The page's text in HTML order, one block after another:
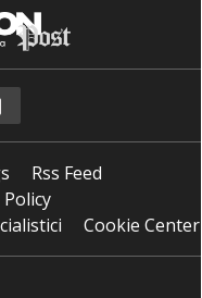
Rss Feed
Cookie Center